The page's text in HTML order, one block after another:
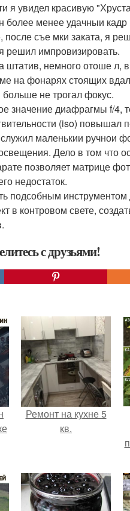
я увидел красивую
более менее удачныи
съе мки заката, я
решил импровизировать.
штатив, немного отоше
на фонарях стоящих
не трогал фокус.
значение диафрагмы f/4,
(iso) повышал
маленькии ручнои
Дело в том что
позволяет матрице
недостаток.
подсобным инструментом
в контровом свете,
с друзьями!
Ремонт на кухне 5
кв.